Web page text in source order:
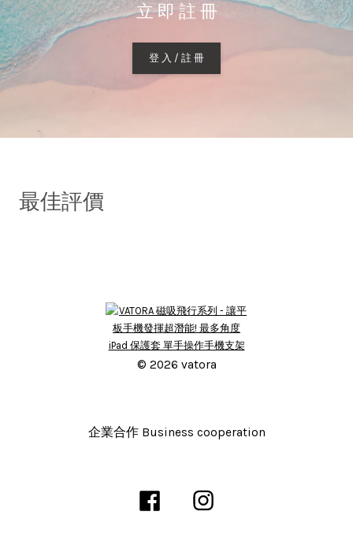
立 即 註 冊
登 入 / 註 冊
最佳評價
© 2026 vatora
企業合作 Business cooperation
Facebook